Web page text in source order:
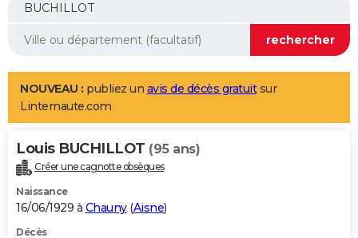
Mobiles
Meilleur smartphone
Internet
Ordinateurs
Jeux vidéo
Guide high-tech
Aménagement intérieur
LIFESTYLE
Art de vivre
Bien-être
Loisirs
Mode
Modes de vie
Alimentation
Guide de la santé
Maladies
Médicaments
Sommeil
VOYAGE
Destinations
City break
Voyage nature
Voyage de noces
Forum
Climat
+PHOTO
GUIDES D'ACHAT
NOUVEAU : publiez un avis de décès gratuitsur
Linternaute.com
Louis BUCHILLOT (95 ans)
Créer une cagnotte obsèques
Naissance
16/06/1929 à Chauny(Aisne)
Décès